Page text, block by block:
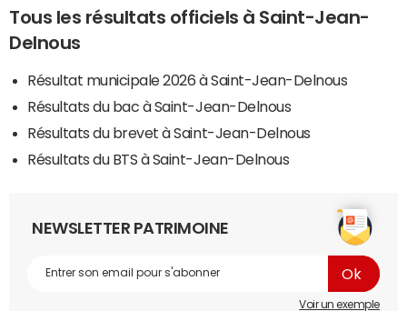
Tous les résultats officiels à Saint-Jean-
Delnous
Résultat municipale 2026 à Saint-Jean-Delnous
Résultats du bac à Saint-Jean-Delnous
Résultats du brevet à Saint-Jean-Delnous
Résultats du BTS à Saint-Jean-Delnous
NEWSLETTER PATRIMOINE
Voir un exemple